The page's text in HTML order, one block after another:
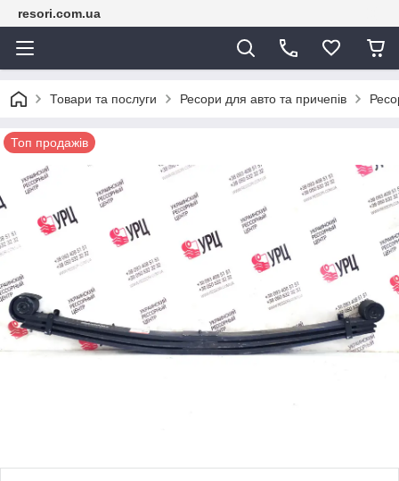
resori.com.ua
Товари та послуги Ресори для авто та причепів
Топ продажів